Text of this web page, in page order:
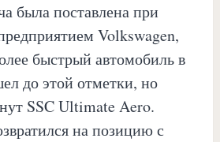
была поставлена при
Volkswagen,
быстрый автомобиль в
до этой отметки, но
SSC Ultimate Aero.
на позицию с